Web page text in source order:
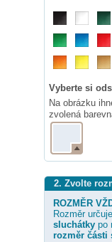
Vyberte si
Na obrázku
zvolená
2. Zvolte
ROZMĚR
Rozměr
sluchátky po
rozměr části